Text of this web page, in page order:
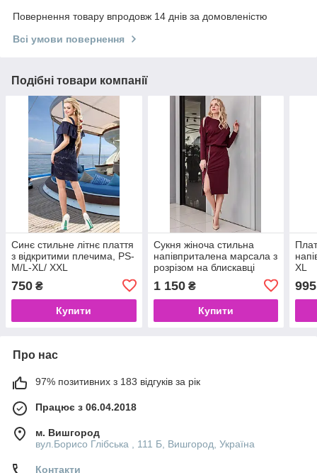
Повернення товару впродовж 14 днів за домовленістю
Всі умови повернення
Подібні товари компанії
Синє стильне літнє плаття
з відкритими плечима, PS-
M/L-XL/ XXL
750 ₴
Купити
Сукня жіноча стильна
напівприталена марсала з
розрізом на блискавці
1 150₴
Купити
XL
995
Про нас
97% позитивних з 183 відгуків за рік
Працює з 06.04.2018
м. Вишгород
вул.Борисо Глібська , 111 Б, Вишгород, Україна
Контакти